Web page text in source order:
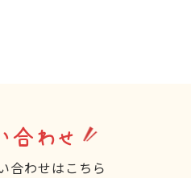
合わせ
合わせはこちら